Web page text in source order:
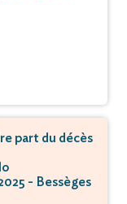
part du décès
- Bessèges